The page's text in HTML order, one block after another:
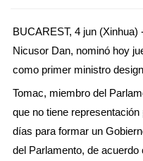
BUCAREST, 4 jun
Nicusor Dan, nominó hoy
como primer ministro
Tomac, miembro del
que no tiene
días para formar un
del Parlamento, de